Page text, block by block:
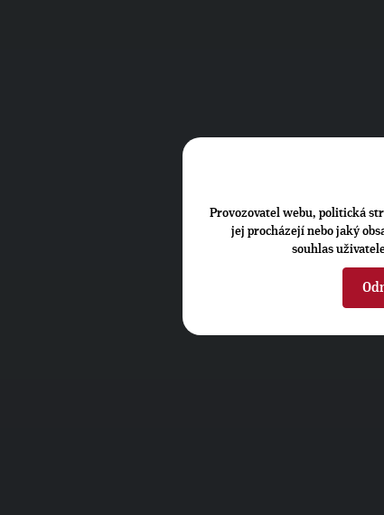
Provozovatel webu, politická
jej procházejí nebo jaký
souhlas